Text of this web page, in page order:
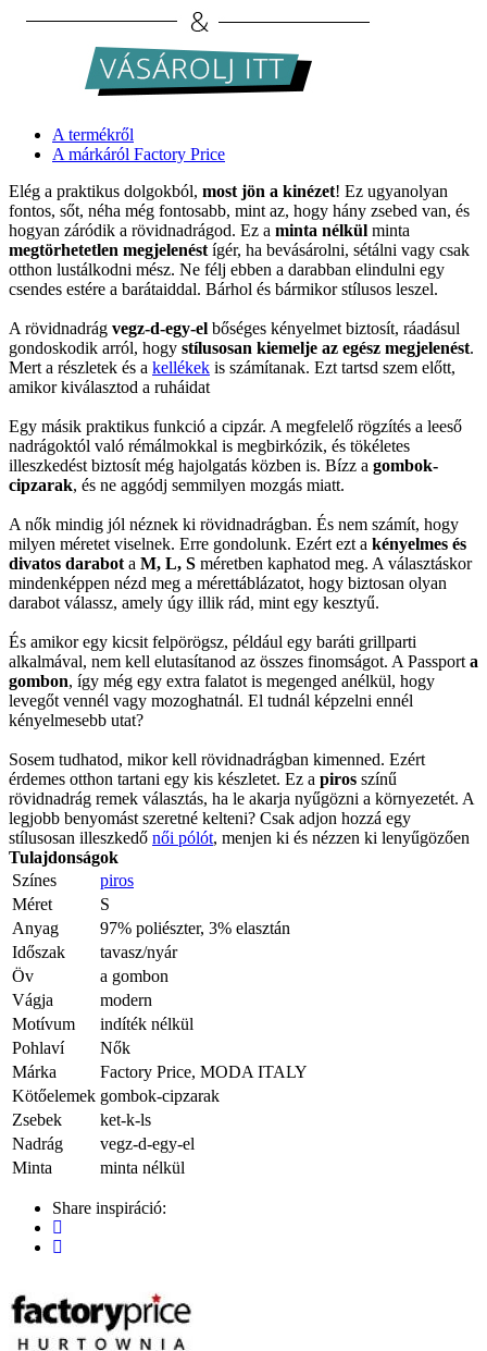
A termékről
A márkáról Factory Price
Elég a praktikus dolgokból, most jön a kinézet! Ez ugyanolyan
fontos, sőt, néha még fontosabb, mint az, hogy hány zsebed van, és
hogyan záródik a rövidnadrágod. Ez a minta nélkül minta
megtörhetetlen megjelenést ígér, ha bevásárolni, sétálni vagy csak
otthon lustálkodni mész. Ne félj ebben a darabban elindulni egy
csendes estére a barátaiddal. Bárhol és bármikor stílusos leszel.
A rövidnadrág vegz-d-egy-el bőséges kényelmet biztosít, ráadásul
gondoskodik arról, hogy stílusosan kiemelje az egész megjelenést.
Mert a részletek és a kellékek is számítanak. Ezt tartsd szem előtt,
amikor kiválasztod a ruháidat
Egy másik praktikus funkció a cipzár. A megfelelő rögzítés a leeső
nadrágoktól való rémálmokkal is megbirkózik, és tökéletes
illeszkedést biztosít még hajolgatás közben is. Bízz a gombok-
cipzarak, és ne aggódj semmilyen mozgás miatt.
A nők mindig jól néznek ki rövidnadrágban. És nem számít, hogy
milyen méretet viselnek. Erre gondolunk. Ezért ezt a kényelmes és
divatos darabot a M, L, S méretben kaphatod meg. A választáskor
mindenképpen nézd meg a mérettáblázatot, hogy biztosan olyan
darabot válassz, amely úgy illik rád, mint egy kesztyű.
És amikor egy kicsit felpörögsz, például egy baráti grillparti
alkalmával, nem kell elutasítanod az összes finomságot. A Passport a
gombon, így még egy extra falatot is megenged anélkül, hogy
levegőt vennél vagy mozoghatnál. El tudnál képzelni ennél
kényelmesebb utat?
Sosem tudhatod, mikor kell rövidnadrágban kimenned. Ezért
érdemes otthon tartani egy kis készletet. Ez a piros színű
rövidnadrág remek választás, ha le akarja nyűgözni a környezetét. A
legjobb benyomást szeretné kelteni? Csak adjon hozzá egy
stílusosan illeszkedő női pólót, menjen ki és nézzen ki lenyűgözően
Tulajdonságok
Színes
piros
Méret
S
Anyag
97% poliészter, 3% elasztán
Időszak
tavasz/nyár
Öv
a gombon
Vágja
modern
Motívum
indíték nélkül
Pohlaví
Nők
Márka
Factory Price, MODA ITALY
Kötőelemek gombok-cipzarak
Zsebek
ket-k-ls
Nadrág
vegz-d-egy-el
Minta
minta nélkül
Share inspiráció: